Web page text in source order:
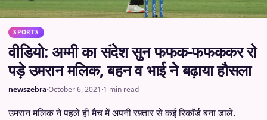
SPORTS
वीडियो: अम्मी का संदेश सुन फफक-फफककर रो
पड़े उमरान मलिक, बहन व भाई ने बढ़ाया हौसला
newszebra·October 6, 2021·1 min read
उमरान मलिक ने पहले ही मैच में अपनी रफ़्तार से कई रिकॉर्ड बना डाले.